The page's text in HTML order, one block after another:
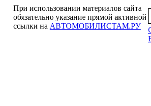
При использовании материалов сайта
обязательно указание прямой активной
ссылки на АВТОМОБИЛИСТАМ.РУ